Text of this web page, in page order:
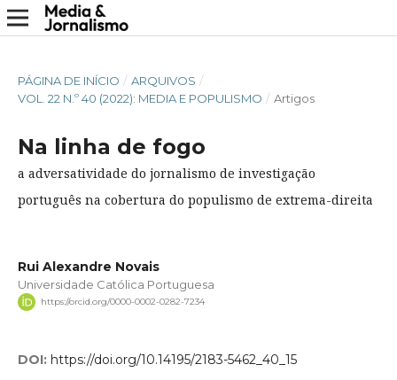
PÁGINA DE INÍCIO / ARQUIVOS /
VOL. 22 N.º 40 (2022): MEDIA E POPULISMO / Artigos
Na linha de fogo
a adversatividade do jornalismo de investigação
português na cobertura do populismo de extrema-direita
Rui Alexandre Novais
Universidade Católica Portuguesa
https://orcid.org/0000-0002-0282-7234
DOI: https://doi.org/10.14195/2183-5462_40_15